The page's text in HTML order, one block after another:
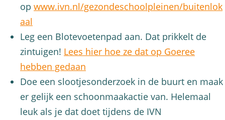
op www.ivn.nl/gezondeschoolpleinen/buitenlok
aal
Leg een Blotevoetenpad aan. Dat prikkelt de
zintuigen! Lees hier hoe ze dat op Goeree
hebben gedaan
Doe een slootjesonderzoek in de buurt en maak
er gelijk een schoonmaakactie van. Helemaal
leuk als je dat doet tijdens de IVN